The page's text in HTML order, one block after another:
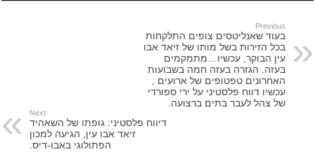
Previous
בעוד שאנליטסים צופים התלקחות
בכל הזירות בשל מותו של זיאד אבו
עין הבוקר, עכשיו…מתמקמים
בעזה. הגזרה בעזה חמה בשבועות
האחרונים טפטופים של ארועים ,
עכשיו דווח פלסטיני על ירי ספורדי
של צהל לעבר בתים ברצועה.
Next
דיווח פלסטיני: גופתו של השאהיד
זיאד אבו עין, הגיעה למכון
הפתולוגי באבו-דיס.